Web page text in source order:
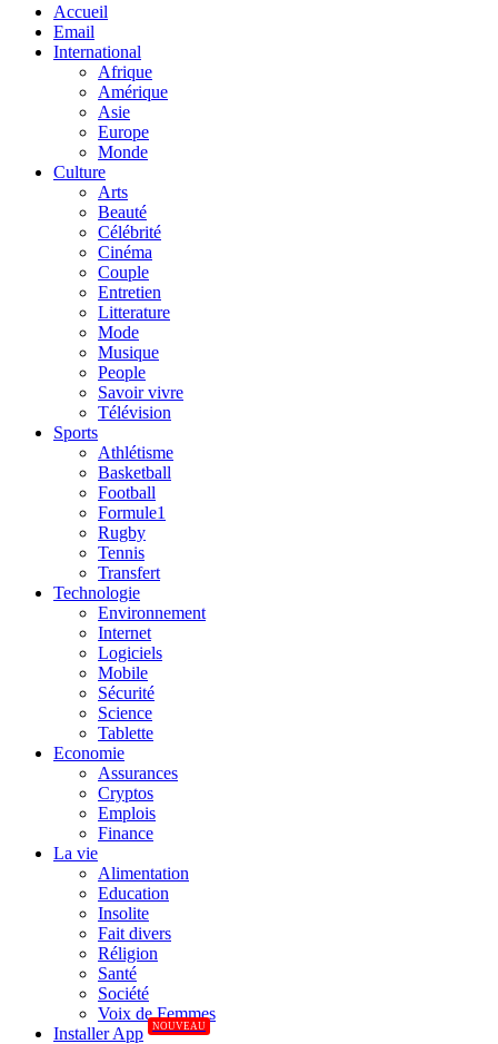
Accueil
Email
International
Afrique
Amérique
Asie
Europe
Monde
Culture
Arts
Beauté
Célébrité
Cinéma
Couple
Entretien
Litterature
Mode
Musique
People
Savoir vivre
Télévision
Sports
Athlétisme
Basketball
Football
Formule1
Rugby
Tennis
Transfert
Technologie
Environnement
Internet
Logiciels
Mobile
Sécurité
Science
Tablette
Economie
Assurances
Cryptos
Emplois
Finance
La vie
Alimentation
Education
Insolite
Fait divers
Réligion
Santé
Société
Voix de Femmes
Installer App
NOUVEAU